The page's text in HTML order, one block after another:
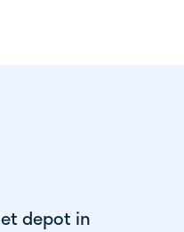
depot in